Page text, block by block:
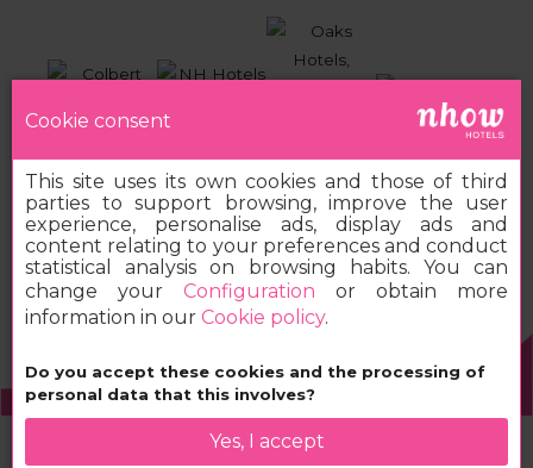
2026 MINOR HOTELS EUROPE & AMERICAS
Cookie consent
This site uses its own cookies and those of third
parties to support browsing, improve the user
experience, personalise ads, display ads and
content relating to your preferences and conduct
statistical analysis on browsing habits. You can
change your Configuration or obtain more
information in our Cookie policy.
Do you accept these cookies and the processing of
personal data that this involves?
Yes, I accept